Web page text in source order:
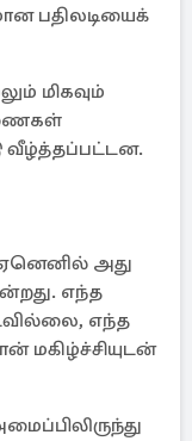
பதிலடியைக்
மிகவும்
வீழ்த்தப்பட்டன.
ஏனெனில் அது
எந்த
எந்த
மகிழ்ச்சியுடன்